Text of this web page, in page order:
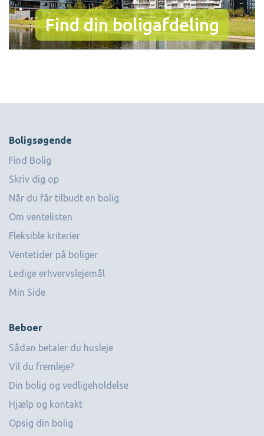
Find din boligafdeling
Boligsøgende
Find Bolig
Skriv dig op
Når du får tilbudt en bolig
Om ventelisten
Fleksible kriterier
Ventetider på boliger
Ledige erhvervslejemål
Min Side
Beboer
Sådan betaler du husleje
Vil du fremleje?
Din bolig og vedligeholdelse
Hjælp og kontakt
Opsig din bolig